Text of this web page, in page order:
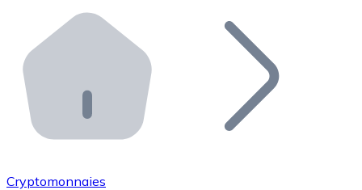
Distributeurs automatiques Bitnovo
Intégrez un ATM Bitnovo dans votre entreprise et
API Bitnovo
Intégrez notre API dans votre écosystème.
Rejoignez notre réseau de distributeurs et
Cryptomonnaies